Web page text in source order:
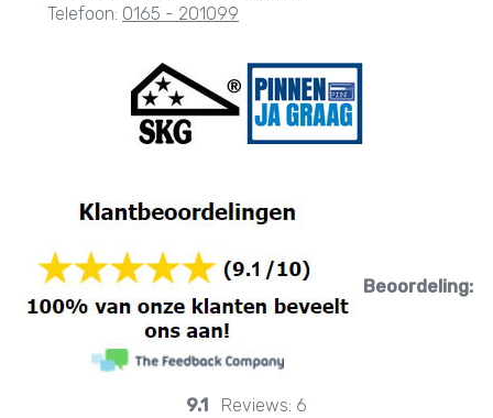
Telefoon: 0165 - 201099
Beoordeling:
9.1 Reviews: 6